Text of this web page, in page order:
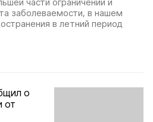
заболеваемости, в нашем
в летний период
о
от